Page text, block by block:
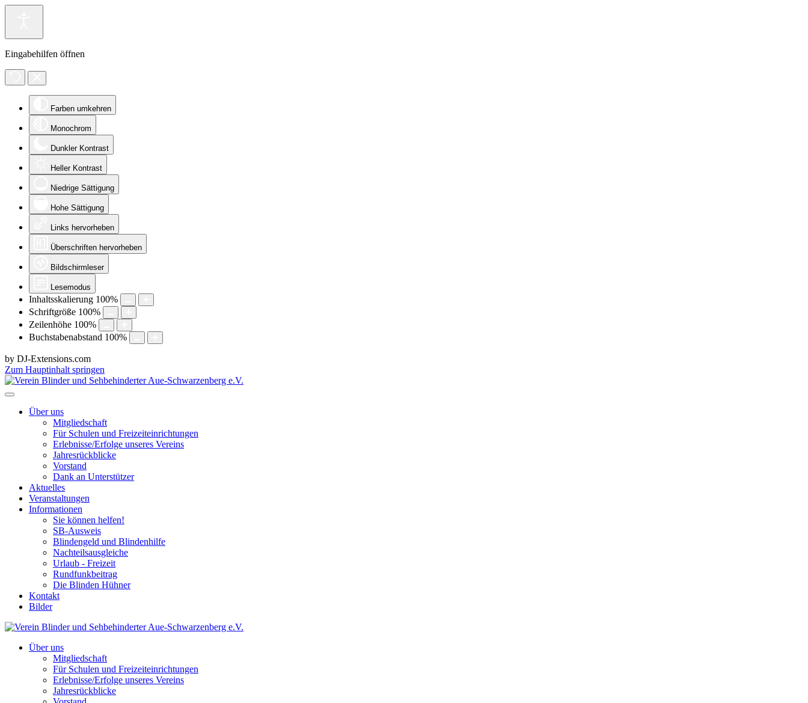
Eingabehilfen öffnen
Farben umkehren
Monochrom
Dunkler Kontrast
Heller Kontrast
Niedrige Sättigung
Hohe Sättigung
Links hervorheben
Überschriften hervorheben
Bildschirmleser
Lesemodus
Inhaltsskalierung 100%
Schriftgröße 100%
Zeilenhöhe 100%
Buchstabenabstand 100%
by DJ-Extensions.com
Zum Hauptinhalt springen
Über uns
Mitgliedschaft
Für Schulen und Freizeiteinrichtungen
Erlebnisse/Erfolge unseres Vereins
Jahresrückblicke
Vorstand
Dank an Unterstützer
Aktuelles
Veranstaltungen
Informationen
Sie können helfen!
SB-Ausweis
Blindengeld und Blindenhilfe
Nachteilsausgleiche
Urlaub - Freizeit
Rundfunkbeitrag
Die Blinden Hühner
Kontakt
Bilder
Über uns
Mitgliedschaft
Für Schulen und Freizeiteinrichtungen
Erlebnisse/Erfolge unseres Vereins
Jahresrückblicke